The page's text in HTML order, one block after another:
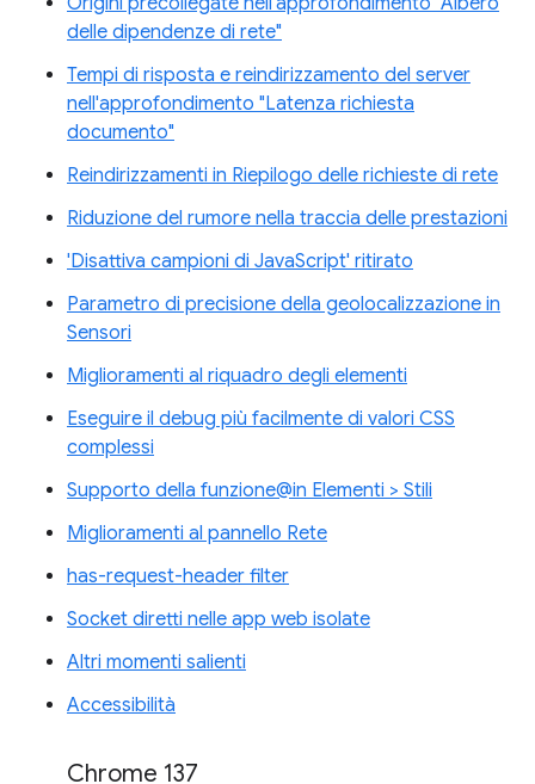
delle dipendenze di rete"
Tempi di risposta e reindirizzamento del server
nell'approfondimento "Latenza richiesta
documento"
Reindirizzamenti in Riepilogo delle richieste di rete
Riduzione del rumore nella traccia delle prestazioni
'Disattiva campioni di JavaScript' ritirato
Parametro di precisione della geolocalizzazione in
Sensori
Miglioramenti al riquadro degli elementi
Eseguire il debug più facilmente di valori CSS
complessi
Supporto della funzione@in Elementi > Stili
Miglioramenti al pannello Rete
has-request-header filter
Socket diretti nelle app web isolate
Altri momenti salienti
Accessibilità
Chrome 137